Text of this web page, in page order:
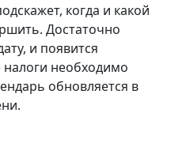
когда и какой
Достаточно
и появится
необходимо
обновляется в